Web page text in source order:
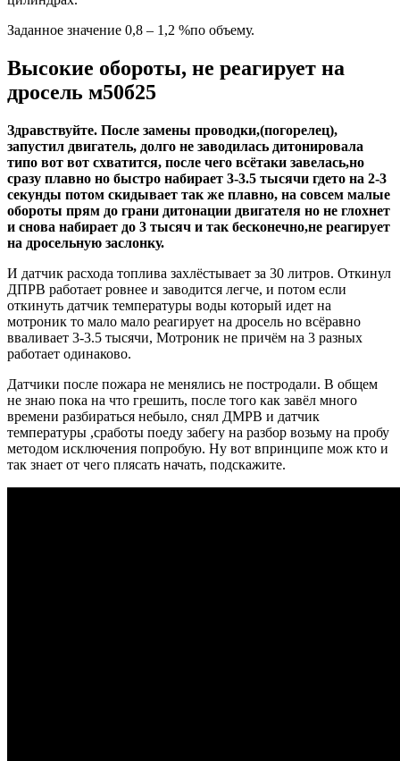
Заданное значение 0,8 – 1,2 %по объему.
Высокие обороты, не реагирует на
дросель м50б25
Здравствуйте. После замены проводки,(погорелец),
запустил двигатель, долго не заводилась дитонировала
типо вот вот схватится, после чего всётаки завелась,но
сразу плавно но быстро набирает 3-3.5 тысячи гдето на 2-3
секунды потом скидывает так же плавно, на совсем малые
обороты прям до грани дитонации двигателя но не глохнет
и снова набирает до 3 тысяч и так бесконечно,не реагирует
на дросельную заслонку.
И датчик расхода топлива захлёстывает за 30 литров. Откинул
ДПРВ работает ровнее и заводится легче, и потом если
откинуть датчик температуры воды который идет на
мотроник то мало мало реагирует на дросель но всёравно
вваливает 3-3.5 тысячи, Мотроник не причём на 3 разных
работает одинаково.
Датчики после пожара не менялись не постродали. В общем
не знаю пока на что грешить, после того как завёл много
времени разбираться небыло, снял ДМРВ и датчик
температуры ,сработы поеду забегу на разбор возьму на пробу
методом исключения попробую. Ну вот впринципе мож кто и
так знает от чего плясать начать, подскажите.